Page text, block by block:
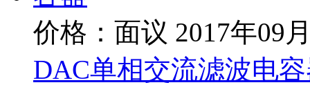
价格：面议 2017年09
DAC单相交流滤波电